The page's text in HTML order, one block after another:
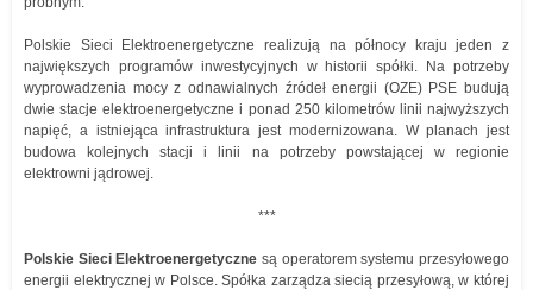
Polskie Sieci Elektroenergetyczne realizują na północy kraju jeden z
największych programów inwestycyjnych w historii spółki. Na potrzeby
wyprowadzenia mocy z odnawialnych źródeł energii (OZE) PSE budują
dwie stacje elektroenergetyczne i ponad 250 kilometrów linii najwyższych
napięć, a istniejąca infrastruktura jest modernizowana. W planach jest
budowa kolejnych stacji i linii na potrzeby powstającej w regionie
elektrowni jądrowej.
***
Polskie Sieci Elektroenergetyczne są operatorem systemu przesyłowego
energii elektrycznej w Polsce. Spółka zarządza siecią przesyłową, w której